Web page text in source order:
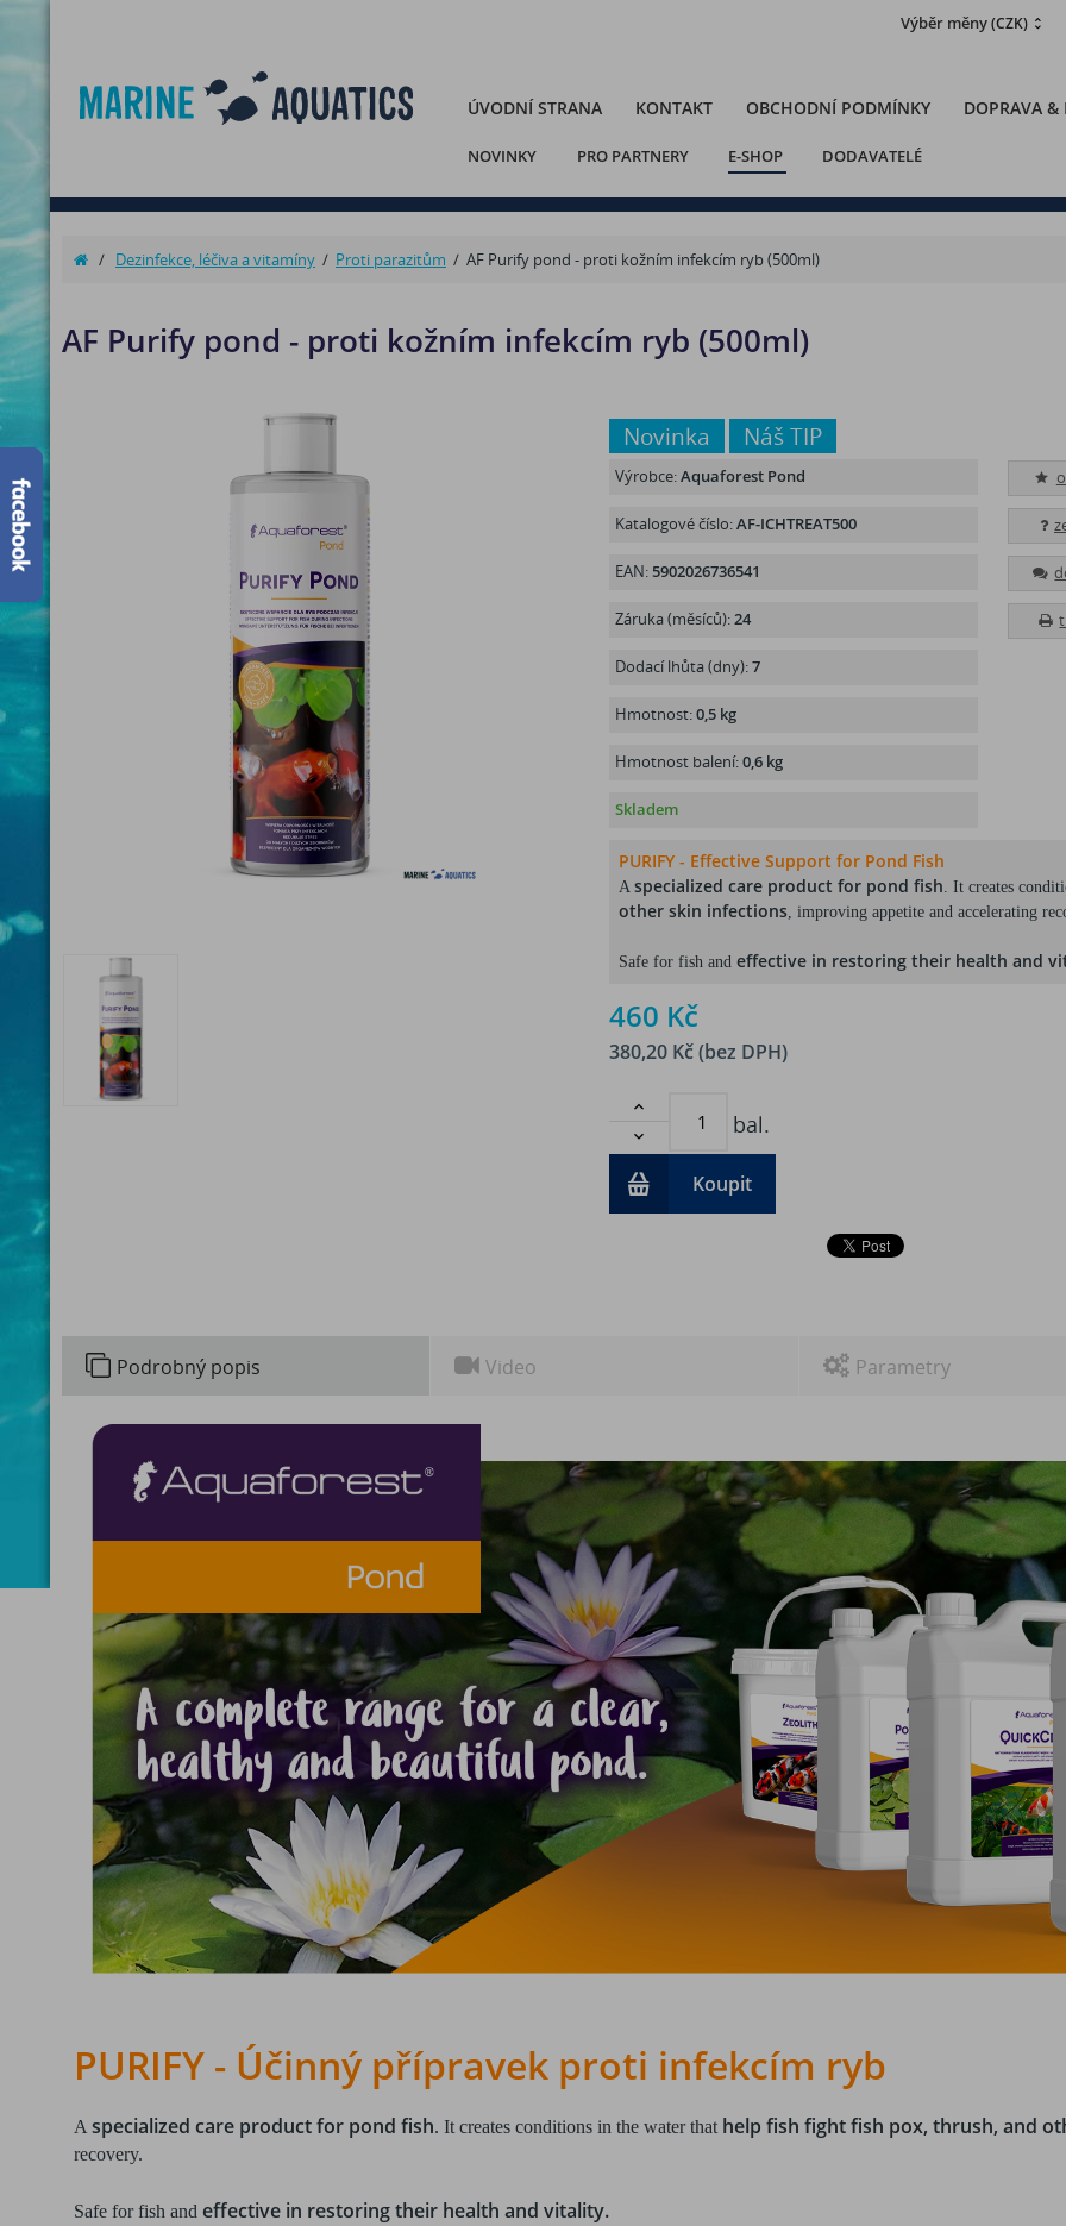
Výběr měny(CZK)
ÚVODNÍ STRANA KONTAKT OBCHODNÍ PODMÍNKY DOPRAVA
NOVINKY PRO PARTNERY E-SHOP DODAVATELÉ
/ Dezinfekce, léčiva a vitamíny / Proti parazitům / AF Purify pond - proti kožním infekcím ryb (500ml)
AF Purify pond - proti kožním infekcím ryb (500ml)
Novinka Náš TIP
Výrobce:Aquaforest Pond
Katalogové číslo:AF-ICHTREAT500
EAN:5902026736541
Záruka (měsíců):24
Dodací lhůta (dny):7
Hmotnost:0,5 kg
Hmotnost balení:0,6 kg
Skladem
PURIFY - Effective Support for Pond Fish
A specialized care product for pond fish. It creates
other skin infections, improving appetite and accelerating
Safe for fish and effective in restoring their health and
460 Kč
380,20 Kč (bez DPH)


bal.
Koupit
Podrobný popis Video Parametry
PURIFY - Účinný přípravek proti infekcím ryb
A specialized care product for pond fish. It creates conditions in the water that help fish fight fish pox, thrush, and
recovery.
Safe for fish and effective in restoring their health and vitality.